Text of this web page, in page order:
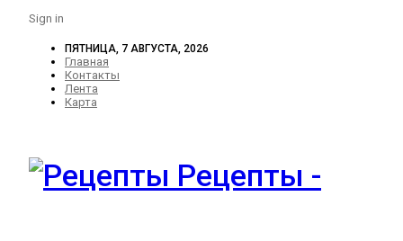
Sign in
ПЯТНИЦА, 7 АВГУСТА, 2026
Главная
Контакты
Лента
Карта
Рецепты -